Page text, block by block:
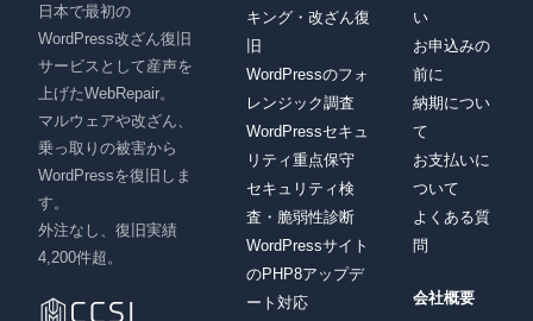
日本で最初の
WordPress改ざん復旧
サービスとして産声を
上げたWebRepair。
マルウェアや改ざん、
乗っ取りの被害から
WordPressを復旧しま
す。
外注なし、復旧実績
4,200件超。
キング・改ざん復
旧
WordPressのフォ
レンジック調査
WordPressセキュ
リティ重点保守
セキュリティ検
査・脆弱性診断
WordPressサイト
のPHP8アップデ
ート対応
い
お申込みの
前に
納期につい
て
お支払いに
ついて
よくある質
問
会社概要